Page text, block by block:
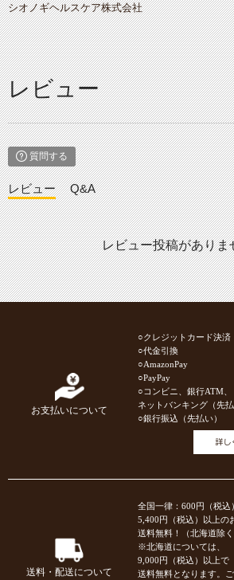
シオノギヘルスケア株式会社
レビュー
質問する
レビュー Q&A
レビュー投稿がありま
お支払いについて
○クレジットカード決済
○代金引換
○AmazonPay
○PayPay
○コンビニ、銀行ATM、
ネットバンキング（先払
○銀行振込（先払い）
送料・配送について
全国一律：600円（税込）
5,400円（税込）以上の
送料無料！（北海道除く
※北海道については、
9,000円（税込）以上で
送料無料となります。ご